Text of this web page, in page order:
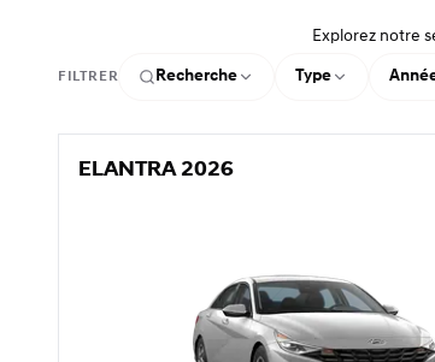
Explorez notre
FILTRER Recherche Type
ELANTRA 2026